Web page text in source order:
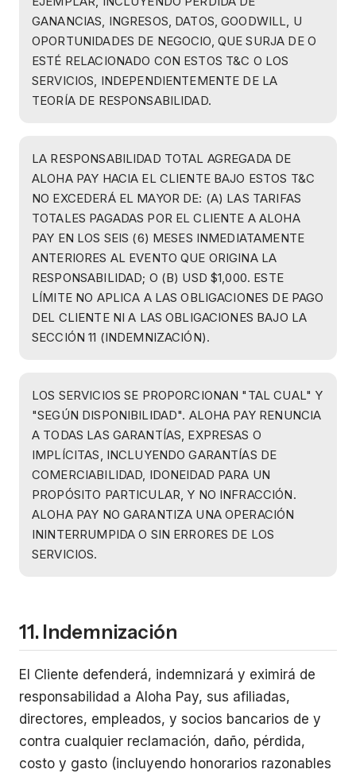
GANANCIAS, INGRESOS, DATOS, GOODWILL, U
OPORTUNIDADES DE NEGOCIO, QUE SURJA DE O
ESTÉ RELACIONADO CON ESTOS T&C O LOS
SERVICIOS, INDEPENDIENTEMENTE DE LA
TEORÍA DE RESPONSABILIDAD.
LA RESPONSABILIDAD TOTAL AGREGADA DE
ALOHA PAY HACIA EL CLIENTE BAJO ESTOS T&C
NO EXCEDERÁ EL MAYOR DE: (A) LAS TARIFAS
TOTALES PAGADAS POR EL CLIENTE A ALOHA
PAY EN LOS SEIS (6) MESES INMEDIATAMENTE
ANTERIORES AL EVENTO QUE ORIGINA LA
RESPONSABILIDAD; O (B) USD $1,000. ESTE
LÍMITE NO APLICA A LAS OBLIGACIONES DE PAGO
DEL CLIENTE NI A LAS OBLIGACIONES BAJO LA
SECCIÓN 11 (INDEMNIZACIÓN).
LOS SERVICIOS SE PROPORCIONAN "TAL CUAL" Y
"SEGÚN DISPONIBILIDAD". ALOHA PAY RENUNCIA
A TODAS LAS GARANTÍAS, EXPRESAS O
IMPLÍCITAS, INCLUYENDO GARANTÍAS DE
COMERCIABILIDAD, IDONEIDAD PARA UN
PROPÓSITO PARTICULAR, Y NO INFRACCIÓN.
ALOHA PAY NO GARANTIZA UNA OPERACIÓN
ININTERRUMPIDA O SIN ERRORES DE LOS
SERVICIOS.
11. Indemnización
El Cliente defenderá, indemnizará y eximirá de
responsabilidad a Aloha Pay, sus afiliadas,
directores, empleados, y socios bancarios de y
contra cualquier reclamación, daño, pérdida,
costo y gasto (incluyendo honorarios razonables